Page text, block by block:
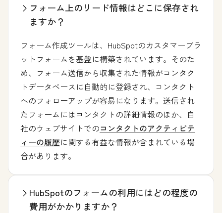
フォーム上のリード情報はどこに保存され
ますか？
フォーム作成ツールは、HubSpotのカスタマープラ
ットフォームを基盤に構築されています。そのた
め、フォーム送信から収集された情報がコンタク
トデータベースに自動的に登録され、コンタクト
へのフォローアップが容易になります。送信され
たフォームにはコンタクトの詳細情報のほか、自
社のウェブサイトでのコンタクトのアクティビテ
ィーの履歴に関する有益な情報が含まれている場
合があります。
HubSpotのフォームの利用にはどの程度の
費用がかかりますか？